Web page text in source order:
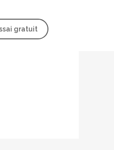
gratuit